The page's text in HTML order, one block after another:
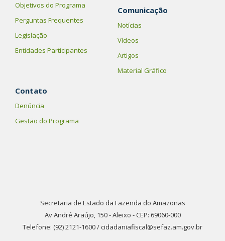
Objetivos do Programa
Perguntas Frequentes
Legislação
Entidades Participantes
Comunicação
Notícias
Vídeos
Artigos
Material Gráfico
Contato
Denúncia
Gestão do Programa
Secretaria de Estado da Fazenda do Amazonas
Av André Araújo, 150 - Aleixo - CEP: 69060-000
Telefone: (92) 2121-1600 / cidadaniafiscal@sefaz.am.gov.br